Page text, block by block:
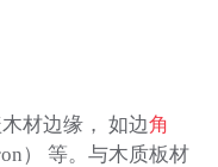
材边缘， 如边角
） 等。与木质板材